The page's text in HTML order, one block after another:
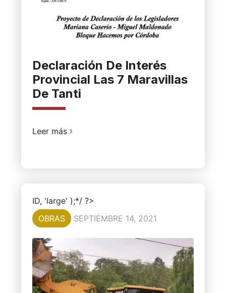
Declaración De Interés
Provincial Las 7 Maravillas
De Tanti
Leer más
ID, 'large' );*/ ?>
OBRAS
SEPTIEMBRE 14, 2021